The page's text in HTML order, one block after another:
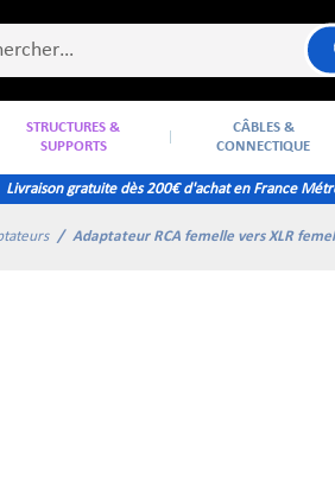
STRUCTURES &
SUPPORTS
CÂBLES &
CONNECTIQUE
Livraison gratuite dès 200€ d'achat en France
Adaptateur RCA femelle vers XLR